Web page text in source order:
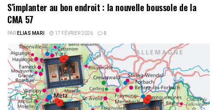
S’implanter au bon endroit : la nouvelle boussole de la
CMA 57
PARELIAS MARI 17 FÉVRIER 2026 0